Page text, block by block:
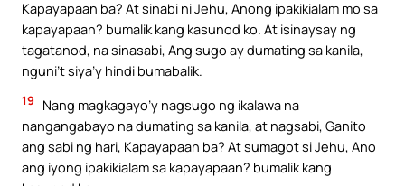
Kapayapaan ba? At sinabi ni Jehu, Anong ipakikialam mo sa
kapayapaan? bumalik kang kasunod ko. At isinaysay ng
tagatanod, na sinasabi, Ang sugo ay dumating sa kanila,
nguni’t siya’y hindi bumabalik.
19
Nang magkagayo’y nagsugo ng ikalawa na
nangangabayo na dumating sa kanila, at nagsabi, Ganito
ang sabi ng hari, Kapayapaan ba? At sumagot si Jehu, Ano
ang iyong ipakikialam sa kapayapaan? bumalik kang